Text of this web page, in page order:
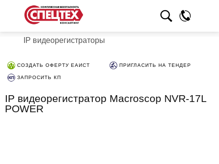
IP видеорегистраторы
СОЗДАТЬ ОФЕРТУ ЕАИСТ ПРИГЛАСИТЬ НА ТЕНДЕР
ЗАПРОСИТЬ КП
IP видеорегистратор Macroscop NVR-17L
POWER